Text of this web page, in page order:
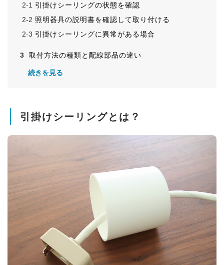
引掛けシーリングの状態を確認
照明器具の説明書を確認して取り付ける
引掛けシーリングに異常がある場合
取付方法の種類と配線部品の違い
簡易取付式とは？
続きを見る
引掛けシーリングとは？